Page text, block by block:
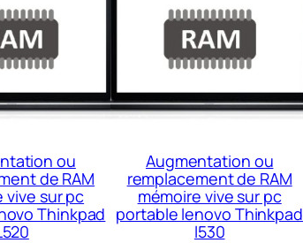
ou
de RAM
vive sur pc
Thinkpad
Augmentation ou
remplacement de RAM
mémoire vive sur pc
portable lenovo Thinkpad
l530